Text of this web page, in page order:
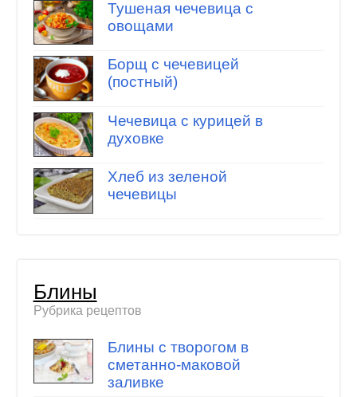
Тушеная чечевица с
овощами
Борщ с чечевицей
(постный)
Чечевица с курицей в
духовке
Хлеб из зеленой
чечевицы
Блины
Рубрика рецептов
Блины с творогом в
сметанно-маковой
заливке